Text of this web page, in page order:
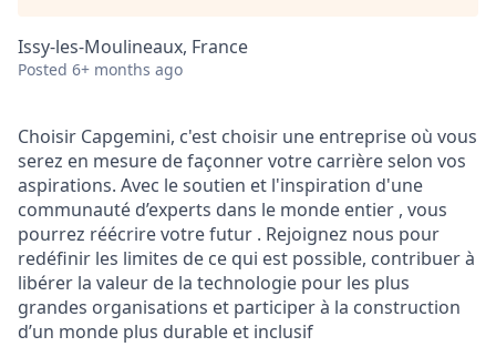
Issy-les-Moulineaux, France
Posted 6+ months ago
Choisir Capgemini, c'est choisir une entreprise où vous
serez en mesure de façonner votre carrière selon vos
aspirations. Avec le soutien et l'inspiration d'une
communauté d’experts dans le monde entier , vous
pourrez réécrire votre futur . Rejoignez nous pour
redéfinir les limites de ce qui est possible, contribuer à
libérer la valeur de la technologie pour les plus
grandes organisations et participer à la construction
d’un monde plus durable et inclusif